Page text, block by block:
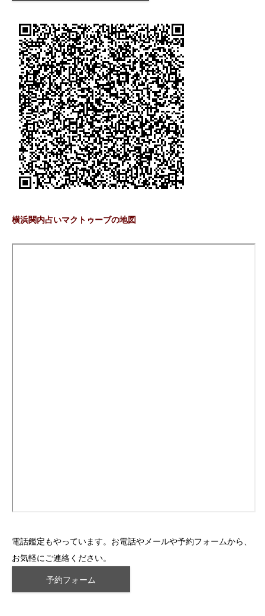
横浜関内占いマクトゥーブの地図
電話鑑定もやっています。お電話やメールや予約フォームから、
お気軽にご連絡ください。
予約フォーム